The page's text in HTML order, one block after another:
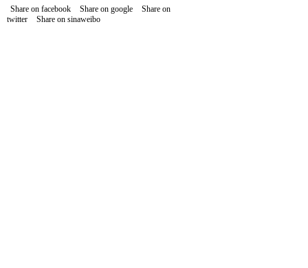
Share on facebook Share on google
Share on
twitter
Share on sinaweibo